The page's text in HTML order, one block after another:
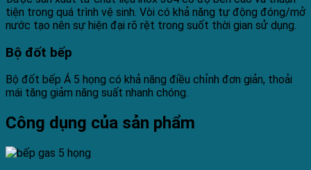
tiện trong quá trình vệ sinh. Vòi có khả năng tự động đóng/mở
nước tạo nên sự hiện đại rõ rệt trong suốt thời gian sử dụng.
Bộ đốt bếp
Bộ đốt bếp Á 5 họng có khả năng điều chỉnh đơn giản, thoải
mái tăng giảm năng suất nhanh chóng.
Công dụng của sản phẩm